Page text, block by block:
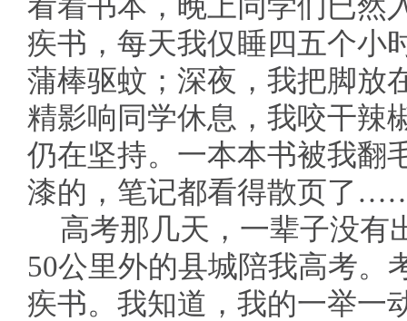
疾书，每天我仅睡四五个小
蒲棒驱蚊；深夜，我把脚放
精影响同学休息，我咬干辣
仍在坚持。一本本书被我翻
漆的，笔记都看得散页了
高考那几天，一辈子没有
50公里外的县城陪我高考。
疾书。我知道，我的一举一